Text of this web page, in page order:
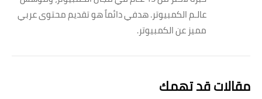
عالـم الكمبيوتر. هدفي دائماً هو تقديم محتوى عربي
مميز عن الكمبيوتر.
مقالات قد تهمك